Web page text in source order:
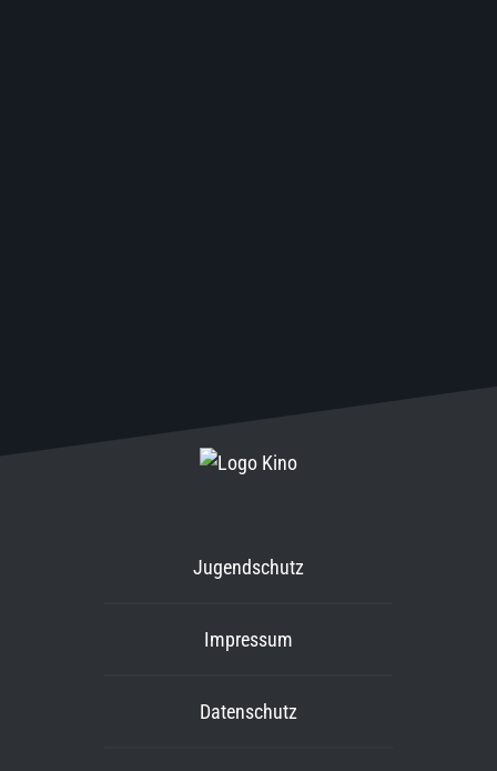
Jugendschutz
Impressum
Datenschutz